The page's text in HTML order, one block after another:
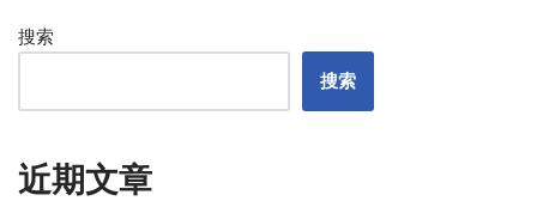
搜索
搜索
近期文章